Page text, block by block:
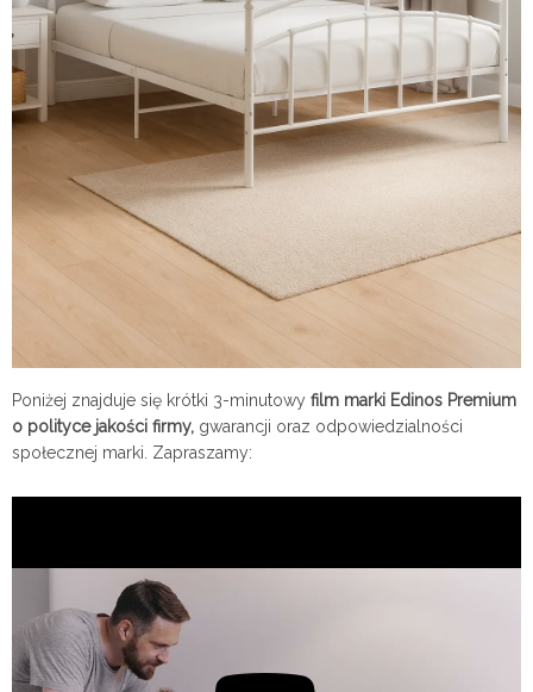
Poniżej znajduje się krótki 3-minutowy film marki Edinos Premium
o polityce jakości firmy, gwarancji oraz odpowiedzialności
społecznej marki. Zapraszamy: